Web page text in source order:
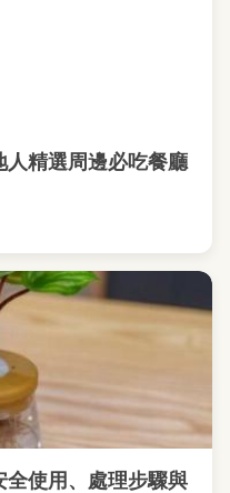
精選周邊必吃餐廳
全使用、處理步驟與